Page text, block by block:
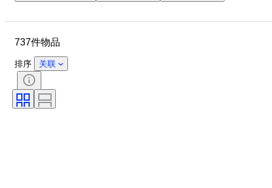
状态
证明
颜色
矿物形态
物品尺寸
737件物品
排序 关联